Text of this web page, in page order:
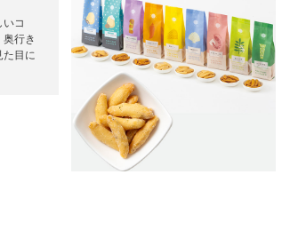
コ
行き
た目に